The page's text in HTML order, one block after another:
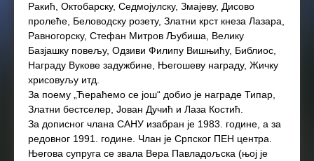
Ракић, Октобарску, Седмојулску, Змајеву, Дисово
пролеће, Беловодску розету, Златни крст кнеза Лазара,
Равногорску, Стефан Митров Љубиша, Велику
Базјашку повељу, Одзиви Филипу Вишњићу, Библиос,
Награду Вукове задужбине, Његошеву награду, Жичку
хрисовуљу итд.
За поему „Ћераћемо се још“ добио је награде Типар,
Златни бестселер, Јован Дучић и Лаза Костић.
За дописног члана САНУ изабран је 1983. године, а за
редовног 1991. године. Члан је Српског ПЕН центра.
Његова супруга се звала Вера Павладољска (њој је